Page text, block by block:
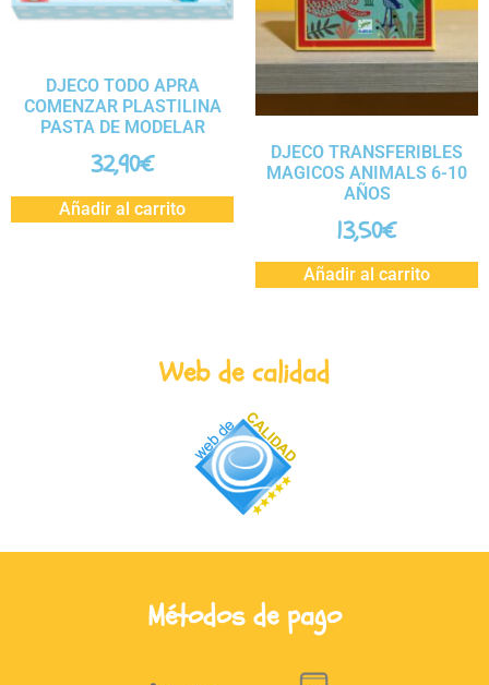
DJECO TODO APRA
COMENZAR PLASTILINA
PASTA DE MODELAR
32,90€
Añadir al carrito
DJECO TRANSFERIBLES
MAGICOS ANIMALS 6-10
AÑOS
13,50€
Añadir al carrito
Web de calidad
Métodos de pago